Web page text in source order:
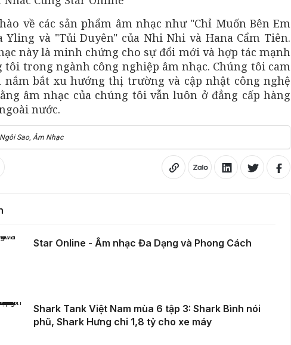
về các sản phẩm âm nhạc như "Chỉ Muốn Bên Em
Yling và "Tủi Duyên" của Nhi Nhi và Hana Cẩm Tiên.
này là minh chứng cho sự đổi mới và hợp tác mạnh
tôi trong ngành công nghiệp âm nhạc. Chúng tôi cam
bắt xu hướng thị trường và cập nhật công nghệ
âm nhạc của chúng tôi vẫn luôn ở đẳng cấp hàng
nước.
Ngôi Sao, Âm Nhạc
Star Online - Âm nhạc Đa Dạng và Phong Cách
Shark Tank Việt Nam mùa 6 tập 3: Shark Bình nói
phũ, Shark Hưng chi 1,8 tỷ cho xe máy